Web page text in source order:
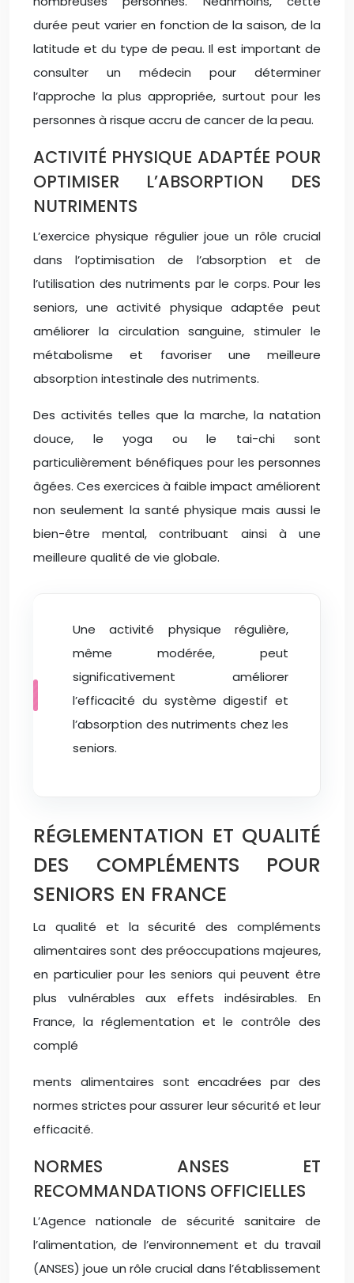
durée peut varier en fonction de la saison, de la
latitude et du type de peau. Il est important de
consulter un médecin pour déterminer
l’approche la plus appropriée, surtout pour les
personnes à risque accru de cancer de la peau.
ACTIVITÉ PHYSIQUE ADAPTÉE POUR
OPTIMISER L’ABSORPTION DES
NUTRIMENTS
L’exercice physique régulier joue un rôle crucial
dans l’optimisation de l’absorption et de
l’utilisation des nutriments par le corps. Pour les
seniors, une activité physique adaptée peut
améliorer la circulation sanguine, stimuler le
métabolisme et favoriser une meilleure
absorption intestinale des nutriments.
Des activités telles que la marche, la natation
douce, le yoga ou le tai-chi sont
particulièrement bénéfiques pour les personnes
âgées. Ces exercices à faible impact améliorent
non seulement la santé physique mais aussi le
bien-être mental, contribuant ainsi à une
meilleure qualité de vie globale.
Une activité physique régulière,
même modérée, peut
significativement améliorer
l’efficacité du système digestif et
l’absorption des nutriments chez les
seniors.
RÉGLEMENTATION ET QUALITÉ
DES COMPLÉMENTS POUR
SENIORS EN FRANCE
La qualité et la sécurité des compléments
alimentaires sont des préoccupations majeures,
en particulier pour les seniors qui peuvent être
plus vulnérables aux effets indésirables. En
France, la réglementation et le contrôle des
complé
ments alimentaires sont encadrées par des
normes strictes pour assurer leur sécurité et leur
efficacité.
NORMES ANSES ET
RECOMMANDATIONS OFFICIELLES
L’Agence nationale de sécurité sanitaire de
l’alimentation, de l’environnement et du travail
(ANSES) joue un rôle crucial dans l’établissement